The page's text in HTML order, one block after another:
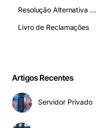
Resolução Alternativa de Litígios
Livro de Reclamações
Artigos Recentes
Servidor Privado